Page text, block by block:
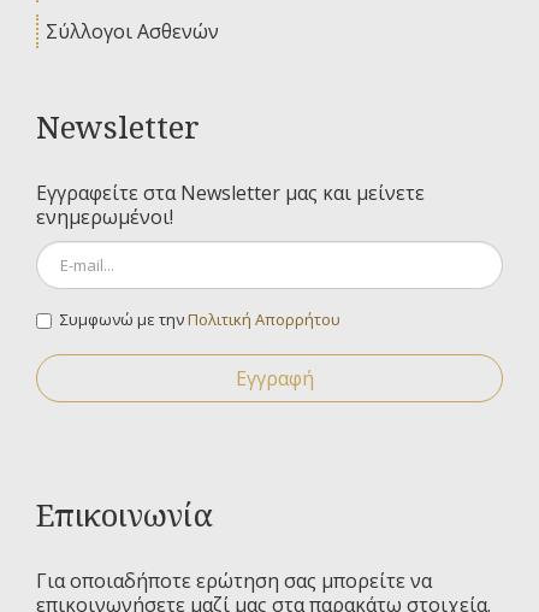
Σύλλογοι Ασθενών
Newsletter
Εγγραφείτε στα Newsletter μας και μείνετε
ενημερωμένοι!
Συμφωνώ με τηνΠολιτική Απορρήτου
Εγγραφή
Επικοινωνία
Για οποιαδήποτε ερώτηση σας μπορείτε να
επικοινωνήσετε μαζί μας στα παρακάτω στοιχεία.